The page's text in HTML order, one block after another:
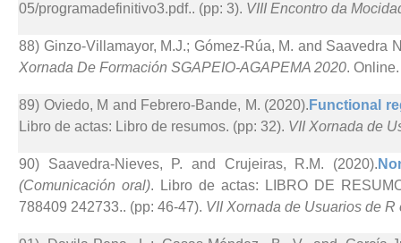
05/programadefinitivo3.pdf.. (pp: 3). VIII Encontro da
88) Ginzo-Villamayor, M.J.; Gómez-Rúa, M. and Saavedra
Xornada De Formación SGAPEIO-AGAPEMA 2020. Online.
89) Oviedo, M and Febrero-Bande, M. (2020). Functional
Libro de actas: Libro de resumos. (pp: 32). VII Xornada de
90) Saavedra-Nieves, P. and Crujeiras, R.M. (2020).
(Comunicación oral). Libro de actas: LIBRO DE
788409 242733.. (pp: 46-47). VII Xornada de Usuarios de R